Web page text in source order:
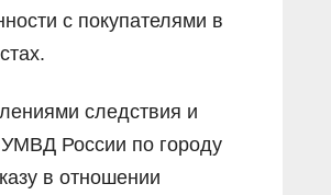
с покупателями в
следствия и
России по городу
в отношении